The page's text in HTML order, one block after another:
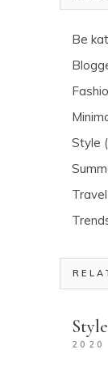
Be
Style
Travel
2020